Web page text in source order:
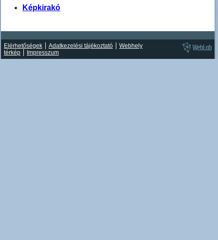
Képkirakó
Elérhetőségek Adatkezelési tájékoztató
Webhely
térkép
Impresszum